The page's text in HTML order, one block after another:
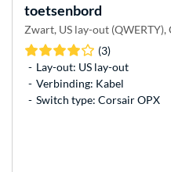
toetsenbord
Zwart, US lay-out (QWERTY),
(3)
Lay-out: US lay-out
Verbinding: Kabel
Switch type: Corsair OPX